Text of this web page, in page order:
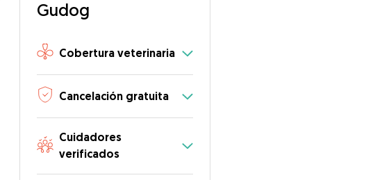
Gudog
Cobertura veterinaria
Cancelación gratuita
Cuidadores
verificados